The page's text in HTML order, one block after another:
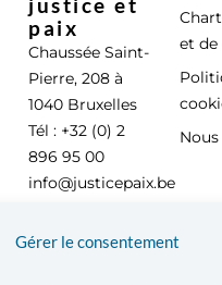
Gérer le consentement
justice et
paix
Chaussée Saint-
Pierre, 208 à
1040 Bruxelles
Tél : +32 (0) 2
896 95 00
info@justicepaix.be
et